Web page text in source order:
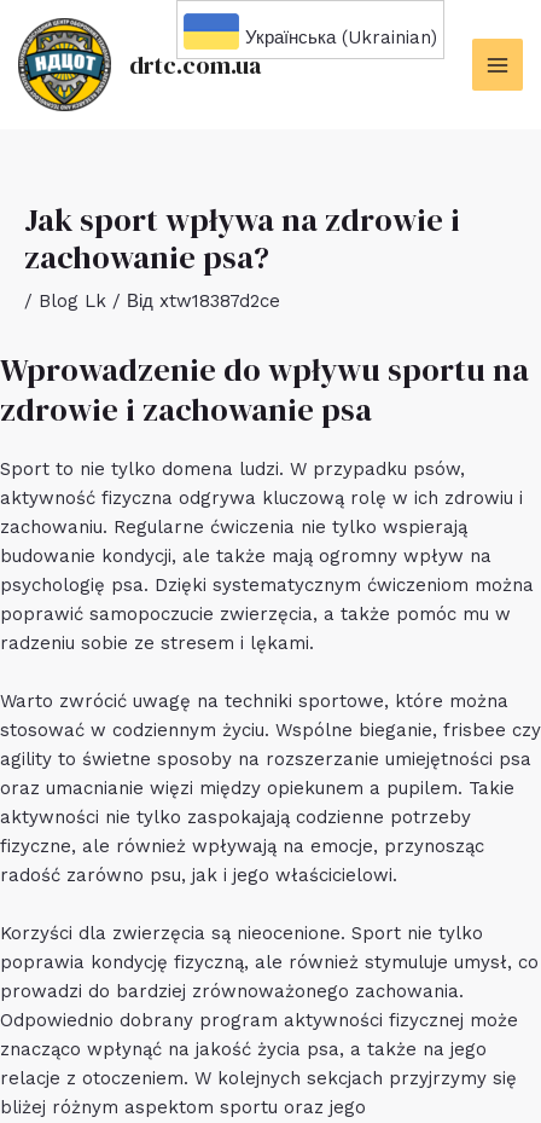
Перейти
вмісту
drtc.com.ua
Jak sport wpływa na zdrowie i
zachowanie psa?
/ Blog Lk / Від xtw18387d2ce
Wprowadzenie do wpływu sportu na
zdrowie i zachowanie psa
Sport to nie tylko domena ludzi. W przypadku psów,
aktywność fizyczna odgrywa kluczową rolę w ich zdrowiu i
zachowaniu. Regularne ćwiczenia nie tylko wspierają
budowanie kondycji, ale także mają ogromny wpływ na
psychologię psa. Dzięki systematycznym ćwiczeniom można
poprawić samopoczucie zwierzęcia, a także pomóc mu w
radzeniu sobie ze stresem i lękami.
Warto zwrócić uwagę na techniki sportowe, które można
stosować w codziennym życiu. Wspólne bieganie, frisbee czy
agility to świetne sposoby na rozszerzanie umiejętności psa
oraz umacnianie więzi między opiekunem a pupilem. Takie
aktywności nie tylko zaspokajają codzienne potrzeby
fizyczne, ale również wpływają na emocje, przynosząc
radość zarówno psu, jak i jego właścicielowi.
Korzyści dla zwierzęcia są nieocenione. Sport nie tylko
poprawia kondycję fizyczną, ale również stymuluje umysł, co
prowadzi do bardziej zrównoważonego zachowania.
Odpowiednio dobrany program aktywności fizycznej może
znacząco wpłynąć na jakość życia psa, a także na jego
relacje z otoczeniem. W kolejnych sekcjach przyjrzymy się
bliżej różnym aspektom sportu oraz jego
Українська (Ukrainian)